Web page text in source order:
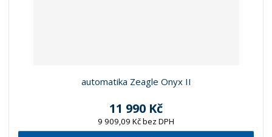
automatika Zeagle Onyx II
11 990 Kč
9 909,09 Kč bez DPH